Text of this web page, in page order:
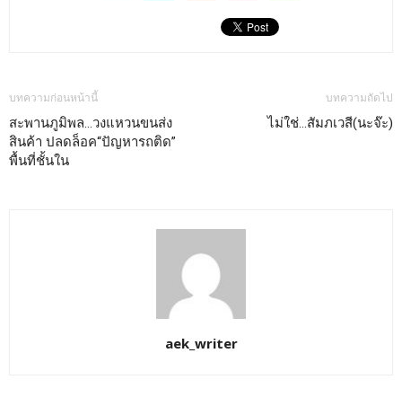
บทความก่อนหน้านี้
สะพานภูมิพล…วงแหวนขนส่ง
สินค้า ปลดล็อค“ปัญหารถติด”
พื้นที่ชั้นใน
บทความถัดไป
ไม่ใช่…สัมภเวสี(นะจ๊ะ)
aek_writer